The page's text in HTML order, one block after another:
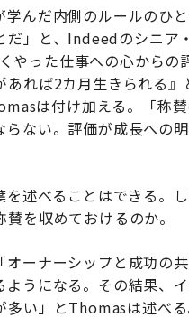
学んだ内側のルールのひ
だ」と、Indeedのシニア
やった仕事への心から
れば2カ月生きられる
は付け加える。「称
ない。評価が成長への
述べることはできる。
を収めておけるのか。
「オーナーシップと成功の
うになる。その結果、
い」とThomasは述べる